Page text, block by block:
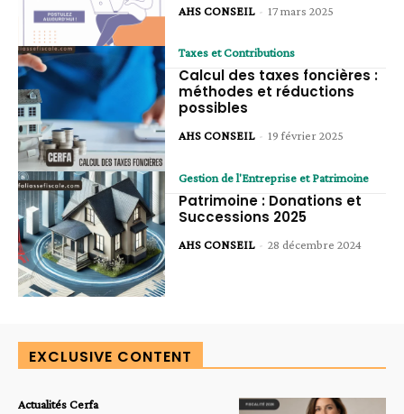
AHS CONSEIL - 17 mars 2025
Taxes et Contributions
Calcul des taxes foncières :
méthodes et réductions
possibles
AHS CONSEIL - 19 février 2025
Gestion de l'Entreprise et Patrimoine
Patrimoine : Donations et
Successions 2025
AHS CONSEIL - 28 décembre 2024
EXCLUSIVE CONTENT
Actualités Cerfa